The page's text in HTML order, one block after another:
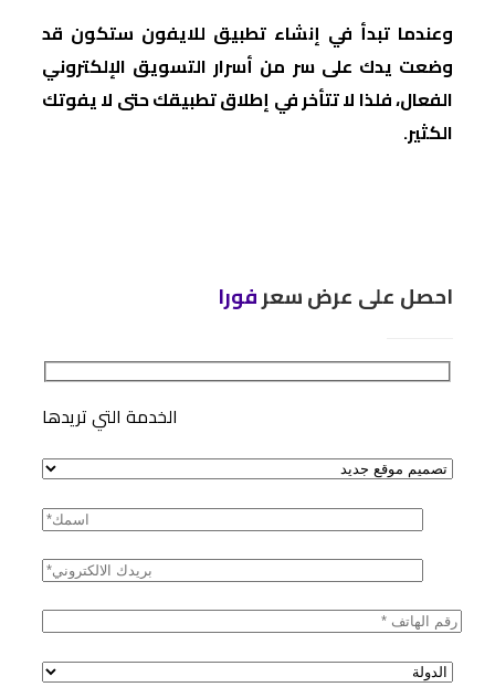
وعندما تبدأ في إنشاء تطبيق للايفون ستكون قد
وضعت يدك على سر من أسرار التسويق الإلكتروني
الفعال، فلذا لا تتأخر في إطلاق تطبيقك حتى لا يفوتك
الكثير.
احصل على عرض سعرفورا
الخدمة التي تريدها